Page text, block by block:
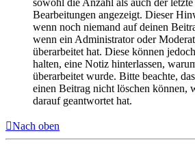
sowohl die Anzahl als auch der
Bearbeitungen angezeigt. Dieser
wenn noch niemand auf deinen
wenn ein Administrator oder
überarbeitet hat. Diese können
halten, eine Notiz hinterlassen,
überarbeitet wurde. Bitte beachte,
einen Beitrag nicht löschen können,
darauf geantwortet hat.
Nach oben